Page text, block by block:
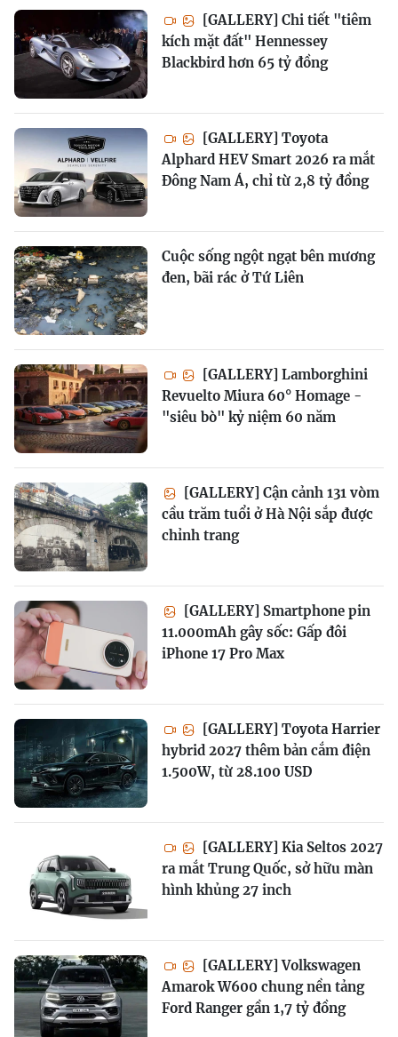
[GALLERY] Chi tiết "tiêm
kích mặt đất" Hennessey
Blackbird hơn 65 tỷ đồng
[GALLERY] Toyota
Alphard HEV Smart 2026 ra mắt
Đông Nam Á, chỉ từ 2,8 tỷ đồng
Cuộc sống ngột ngạt bên mương
đen, bãi rác ở Tứ Liên
[GALLERY] Lamborghini
Revuelto Miura 60° Homage -
"siêu bò" kỷ niệm 60 năm
[GALLERY] Cận cảnh 131 vòm
cầu trăm tuổi ở Hà Nội sắp được
chỉnh trang
[GALLERY] Smartphone pin
11.000mAh gây sốc: Gấp đôi
iPhone 17 Pro Max
[GALLERY] Toyota Harrier
hybrid 2027 thêm bản cắm điện
1.500W, từ 28.100 USD
[GALLERY] Kia Seltos 2027
ra mắt Trung Quốc, sở hữu màn
hình khủng 27 inch
[GALLERY] Volkswagen
Amarok W600 chung nền tảng
Ford Ranger gần 1,7 tỷ đồng